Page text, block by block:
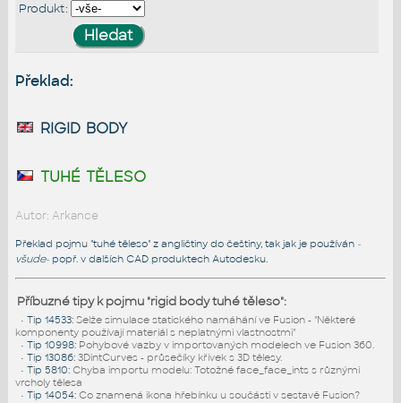
Produkt:
Překlad:
rigid body
tuhé těleso
Autor: Arkance
Překlad pojmu "tuhé těleso" z angličtiny do češtiny, tak jak je používán -
všude-popř. v dalších CAD produktech Autodesku.
Příbuzné tipy k pojmu "rigid body tuhé těleso":
• Tip 14533: Selže simulace statického namáhání ve Fusion - "Některé
komponenty používají materiál s neplatnými vlastnostmi"
• Tip 10998: Pohybové vazby v importovaných modelech ve Fusion 360.
• Tip 13086: 3DintCurves - průsečíky křivek s 3D tělesy.
• Tip 5810: Chyba importu modelu: Totožné face_face_ints s různými
vrcholy tělesa
• Tip 14054: Co znamená ikona hřebínku u součásti v sestavě Fusion?